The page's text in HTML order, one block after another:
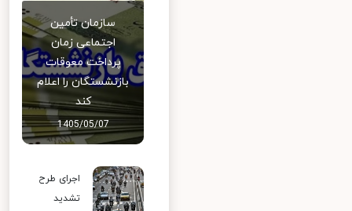
سازمان تأمین
اجتماعی زمان
پرداخت معوقات
بازنشستگان را اعلام
کند
1405/05/07
اجرای طرح
تشدید